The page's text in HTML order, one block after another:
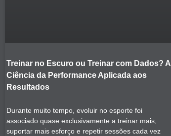
Treinar no Escuro ou Treinar com Dados? A
Ciência da Performance Aplicada aos
Resultados
Durante muito tempo, evoluir no esporte foi
associado quase exclusivamente a treinar mais,
suportar mais esforço e repetir sessões cada vez